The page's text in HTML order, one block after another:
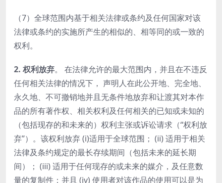
（7）全球范围内基于相关法律或条约及任何国家对该
法律或条约的实施所产生的相似的、相等同的或一致的
权利。
2. 权利放弃。 在法律允许的最大范围内，并且在不违反
任何相关法律的情况下， 声明人在此公开地、完全地、
永久地、不可撤销地并且无条件地放弃和让渡其对本作
品的所有著作权、相关权利及任何相关的已知或未知的
（包括现存的和未来的）权利主张或诉讼请求（“权利放
弃”）。该权利放弃 (i)适用于全球范围； (ii) 适用于相关
法律及条约规定的最长存续期间（包括未来的延长期
间）； (iii) 适用于任何现存的或未来的媒介，及任意数
量的复制件；并且 (iv) 使用者对该作品的使用可以是为